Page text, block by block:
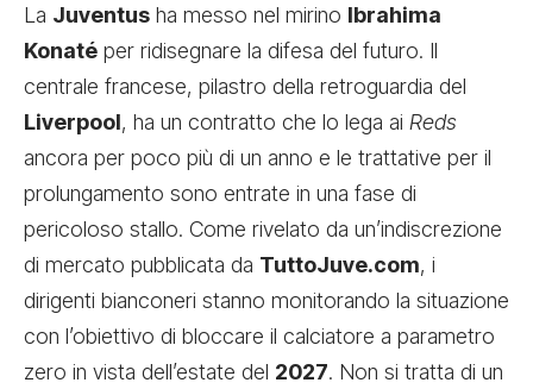
La Juventus ha messo nel mirino Ibrahima
Konaté per ridisegnare la difesa del futuro. Il
centrale francese, pilastro della retroguardia del
Liverpool, ha un contratto che lo lega ai Reds
ancora per poco più di un anno e le trattative per il
prolungamento sono entrate in una fase di
pericoloso stallo. Come rivelato da un’indiscrezione
di mercato pubblicata da TuttoJuve.com, i
dirigenti bianconeri stanno monitorando la situazione
con l’obiettivo di bloccare il calciatore a parametro
zero in vista dell’estate del 2027. Non si tratta di un